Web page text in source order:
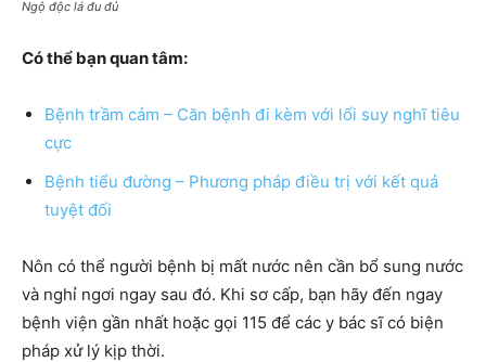
Ngộ độc lá đu đủ
Có thể bạn quan tâm:
Bệnh trầm cảm – Căn bệnh đi kèm với lối suy nghĩ tiêu
cực
Bệnh tiểu đường – Phương pháp điều trị với kết quả
tuyệt đối
Nôn có thể người bệnh bị mất nước nên cần bổ sung nước
và nghỉ ngơi ngay sau đó. Khi sơ cấp, bạn hãy đến ngay
bệnh viện gần nhất hoặc gọi 115 để các y bác sĩ có biện
pháp xử lý kịp thời.